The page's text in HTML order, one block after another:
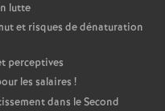
lutte
et risques de dénaturation
perceptives
les salaires !
dans le Second